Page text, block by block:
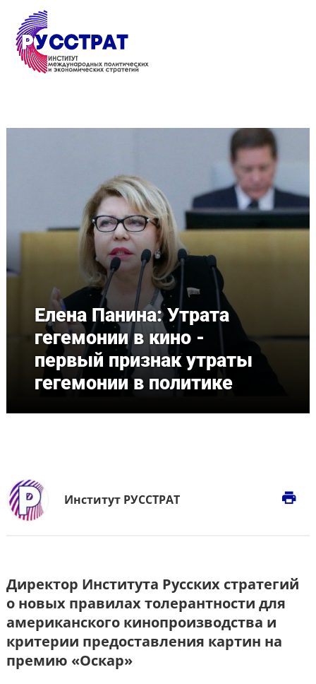
Перейти к основному содержанию
Елена Панина: Утрата
гегемонии в кино -
первый признак утраты
гегемонии в политике
Институт РУССТРАТ print
Директор Института Русских стратегий
о новых правилах толерантности для
американского кинопроизводства и
критерии предоставления картин на
премию «Оскар»